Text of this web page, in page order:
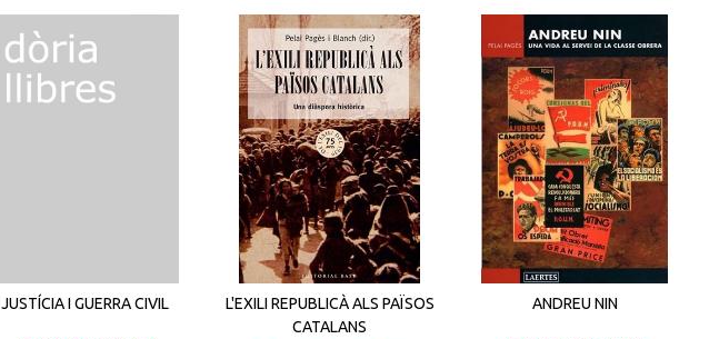
JUSTÍCIA I GUERRA CIVIL
L'EXILI REPUBLICÀ ALS PAÏSOS
CATALANS
ANDREU NIN